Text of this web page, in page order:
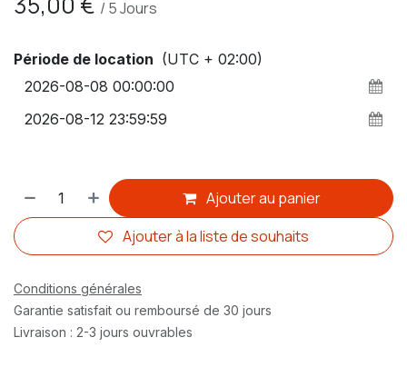
/ 5Jours
Période de location (UTC + 02:00)
Ajouter au panier
Ajouter à la liste de souhaits
Conditions générales
Garantie satisfait ou remboursé de 30 jours
Livraison : 2-3 jours ouvrables